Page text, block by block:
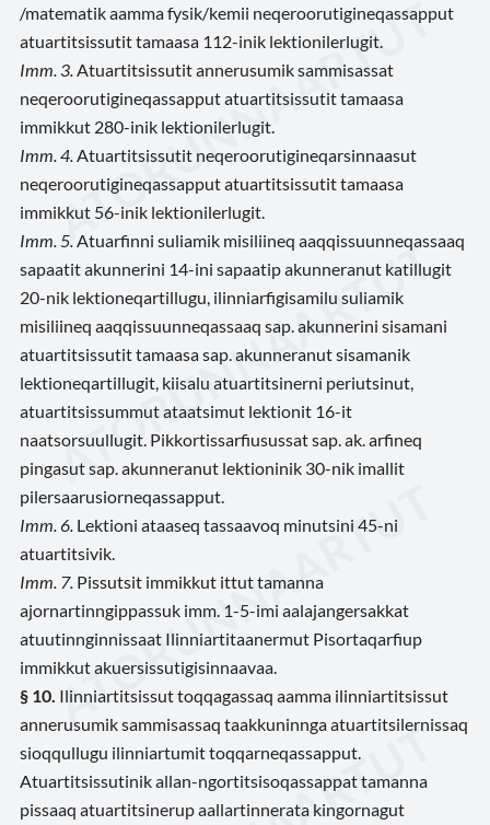
/matematik aamma fysik/kemii neqeroorutigineqassapput
atuartitsissutit tamaasa 112-inik lektionilerlugit.
Imm. 3. Atuartitsissutit annerusumik sammisassat
neqeroorutigineqassapput atuartitsissutit tamaasa
immikkut 280-inik lektionilerlugit.
Imm. 4. Atuartitsissutit neqeroorutigineqarsinnaasut
neqeroorutigineqassapput atuartitsissutit tamaasa
immikkut 56-inik lektionilerlugit.
Imm. 5. Atuarfinni suliamik misiliineq aaqqissuunneqassaaq
sapaatit akunnerini 14-ini sapaatip akunneranut katillugit
20-nik lektioneqartillugu, ilinniarfigisamilu suliamik
misiliineq aaqqissuunneqassaaq sap. akunnerini sisamani
atuartitsissutit tamaasa sap. akunneranut sisamanik
lektioneqartillugit, kiisalu atuartitsinerni periutsinut,
atuartitsissummut ataatsimut lektionit 16-it
naatsorsuullugit. Pikkortissarfiusussat sap. ak. arfineq
pingasut sap. akunneranut lektioninik 30-nik imallit
pilersaarusiorneqassapput.
Imm. 6. Lektioni ataaseq tassaavoq minutsini 45-ni
atuartitsivik.
Imm. 7. Pissutsit immikkut ittut tamanna
ajornartinngippassuk imm. 1-5-imi aalajangersakkat
atuutinnginnissaat Ilinniartitaanermut Pisortaqarfiup
immikkut akuersissutigisinnaavaa.
§ 10. Ilinniartitsissut toqqagassaq aamma ilinniartitsissut
annerusumik sammisassaq taakkuninnga atuartitsilernissaq
sioqqullugu ilinniartumit toqqarneqassapput.
Atuartitsissutinik allan-ngortitsisoqassappat tamanna
pissaaq atuartitsinerup aallartinnerata kingornagut